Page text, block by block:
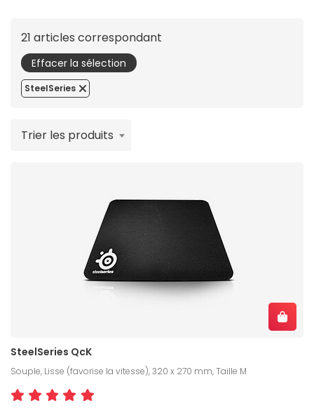
21 articles correspondant
Effacer la sélection
SteelSeries
Trier les produits
SteelSeries QcK
Souple, Lisse (favorise la vitesse), 320 x 270 mm, Taille M